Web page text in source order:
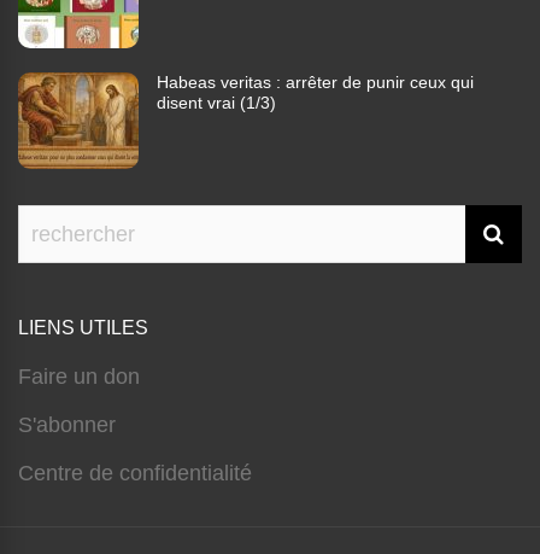
Habeas veritas : arrêter de punir ceux qui
disent vrai (1/3)
LIENS UTILES
Faire un don
S'abonner
Centre de confidentialité